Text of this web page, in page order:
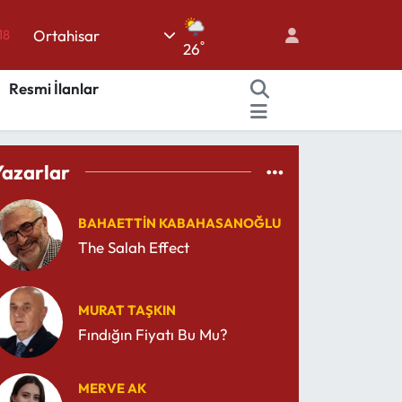
Ortahisar
26°
Resmi İlanlar
BAHAETTIN KABAHASANOĞLU
The Salah Effect
MURAT TAŞKIN
Fındığın Fiyatı Bu Mu?
MERVE AK